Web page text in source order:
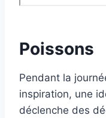
Poissons
Pendant la
inspiration, une
déclenche des